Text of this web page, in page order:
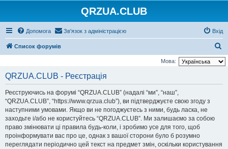
QRZUA.CLUB
Допомога Зв'язок з адміністрацією Вхід
Список форумів
о
Мова:
QRZUA.CLUB - Реєстрація
Реєструючись на форумі “QRZUA.CLUB” (надалі “ми”, “наш”,
“QRZUA.CLUB”, “https://www.qrzua.club”), ви підтверджуєте свою згоду з
наступними умовами. Якщо ви не погоджуєтесь з ними, будь ласка, не
заходьте і/або не користуйтесь “QRZUA.CLUB”. Ми залишаємо за собою
право змінювати ці правила будь-коли, і зробимо усе для того, щоб
проінформувати вас про це, однак з вашої сторони було б розумно
переглядати періодично цей текст на предмет змін, оскільки користування